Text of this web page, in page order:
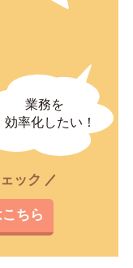
ック
ちら